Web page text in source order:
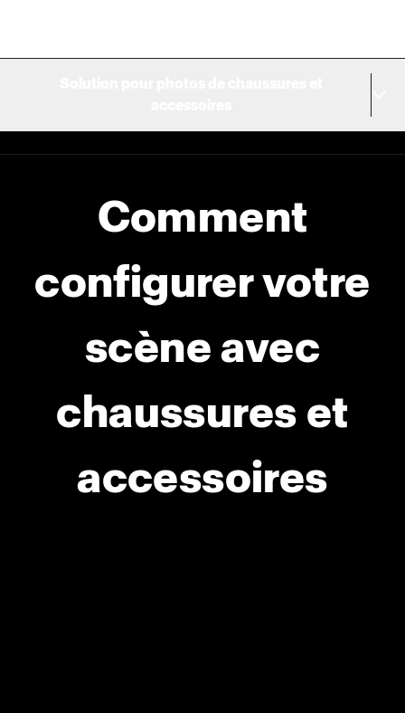
Comment
configurer votre
scène avec
chaussures et
accessoires